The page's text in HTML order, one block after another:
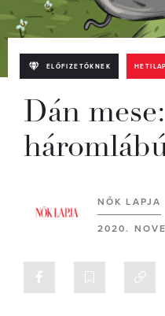
ELŐFIZETŐKNEK HETILAP
Dán
NŐK LAPJA
2020.